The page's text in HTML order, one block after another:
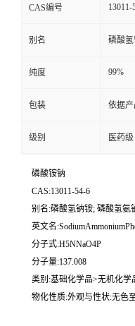
CAS编号 13011-
别名 磷酸
纯度 99%
包装 依据
级别 医药级
磷酸铵钠
CAS:13011-54-6
别名:磷酸氢钠铵; 磷酸氢氨
英文名
分子式:H5NNaO4P
分子量:137.008
类别:基础化学品>无机化学
物化性质:外观与性状:无色